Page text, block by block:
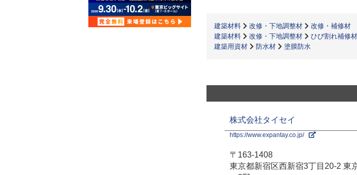
建築材料 改修・下地調整材
改修・補修材
建築材料
改修・下地調整材
ひび割れ補修
建築用資材
防水材 塗膜防水
株式会社タイセイ
https://www.expantay.co.jp/
〒163-1408
東京都新宿区西新宿3丁目20-2 東